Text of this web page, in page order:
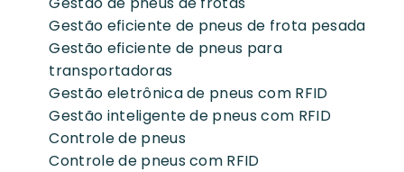
Gestão eficiente de pneus de frota pesada
Gestão eficiente de pneus para
transportadoras
Gestão eletrônica de pneus com RFID
Gestão inteligente de pneus com RFID
Controle de pneus
Controle de pneus com RFID